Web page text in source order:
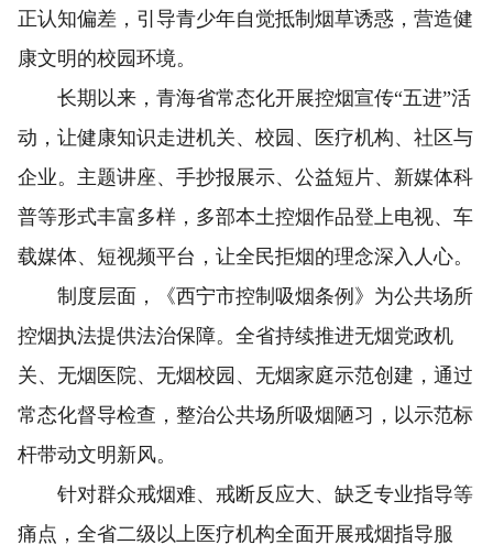
正认知偏差，引导青少年自觉抵制烟草诱惑，营造健
康文明的校园环境。
长期以来，青海省常态化开展控烟宣传“五进”活
动，让健康知识走进机关、校园、医疗机构、社区与
企业。主题讲座、手抄报展示、公益短片、新媒体科
普等形式丰富多样，多部本土控烟作品登上电视、车
载媒体、短视频平台，让全民拒烟的理念深入人心。
制度层面，《西宁市控制吸烟条例》为公共场所
控烟执法提供法治保障。全省持续推进无烟党政机
关、无烟医院、无烟校园、无烟家庭示范创建，通过
常态化督导检查，整治公共场所吸烟陋习，以示范标
杆带动文明新风。
针对群众戒烟难、戒断反应大、缺乏专业指导等
痛点，全省二级以上医疗机构全面开展戒烟指导服